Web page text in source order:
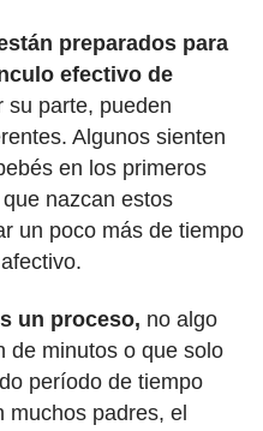
preparados para
efectivo de
su parte, pueden
Algunos sienten
en los primeros
nazcan estos
un poco más de tiempo
un proceso, no algo
de minutos o que solo
período de tiempo
padres, el